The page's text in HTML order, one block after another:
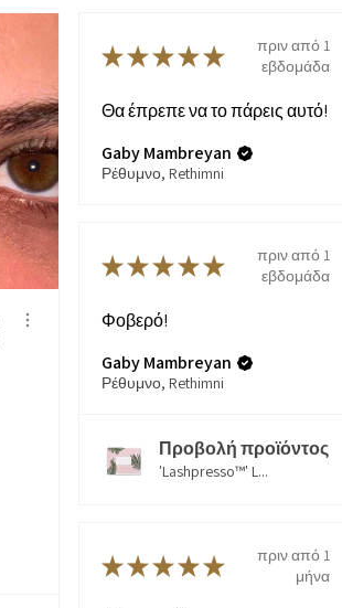
★★★★★
πριν από 1
εβδομάδα
Θα έπρεπε να το πάρεις αυτό!
Gaby Mambreyan
Ρέθυμνο, Rethimni
★★★★★
πριν από 1
εβδομάδα
Φοβερό!
Gaby Mambreyan
Ρέθυμνο, Rethimni
Προβολή προϊόντος
'Lashpresso™' L...
★★★★★
πριν από 1
μήνα